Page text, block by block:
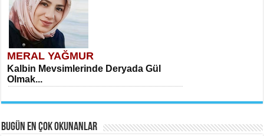
MERAL YAĞMUR
Kalbin Mevsimlerinde Deryada Gül
Olmak...
BUGÜN EN ÇOK OKUNANLAR